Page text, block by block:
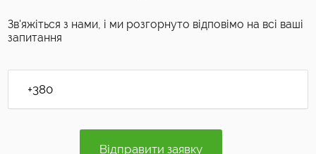
Зв'яжіться з нами, і ми розгорнуто відповімо на всі ваші
запитання